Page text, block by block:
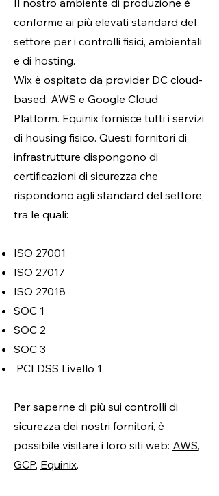
Il nostro ambiente di produzione è
conforme ai più elevati standard del
settore per i controlli fisici, ambientali
e di hosting.
Wix è ospitato da provider DC cloud-
based: AWS e Google Cloud
Platform. Equinix fornisce tutti i servizi
di housing fisico. Questi fornitori di
infrastrutture dispongono di
certificazioni di sicurezza che
rispondono agli standard del settore,
tra le quali:
ISO 27001
ISO 27017
ISO 27018
SOC 1
SOC 2
SOC 3
PCI DSS Livello 1
Per saperne di più sui controlli di
sicurezza dei nostri fornitori, è
possibile visitare i loro siti web: AWS,
GCP, Equinix.